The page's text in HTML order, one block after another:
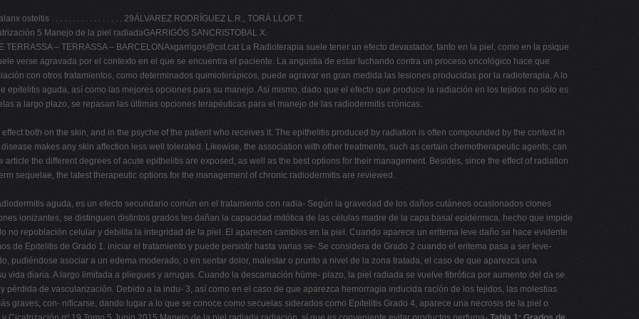
osteitis . . . . . . . . . . . . . . . . . 29ÁLVAREZ RODRÍGUEZ L.R., TORÀ LLOP T.
5 Manejo de la piel radiadaGARRIGÓS SANCRISTOBAL X.
TERRASSA – TERRASSA – BARCELONAxgarrigos@cst.cat La Radioterapia suele tener un efecto devastador, tanto en la piel, como en la psique
verse agravada por el contexto en el que se encuentra el paciente. La angustia de estar luchando contra un proceso oncológico hace que
con otros tratamientos, como determinados quimioterápicos, puede agravar en gran medida las lesiones producidas por la radioterapia. A lo
aguda, así como las mejores opciones para su manejo. Así mismo, dado que el efecto que produce la radiación en los tejidos no sólo es
a largo plazo, se repasan las últimas opciones terapéuticas para el manejo de las radiodermitis crónicas.
both on the skin, and in the psyche of the patient who receives it. The epithelitis produced by radiation is often compounded by the context in
makes any skin affection less well tolerated. Likewise, the association with other treatments, such as certain chemotherapeutic agents, can
the different degrees of acute epithelitis are exposed, as well as the best options for their management. Besides, since the effect of radiation
sequelae, the latest therapeutic options for the management of chronic radiodermitis are reviewed.
aguda, es un efecto secundario común en el tratamiento con radia- Según la gravedad de los daños cutáneos ocasionados ciones
ionizantes, se distinguen distintos grados tes dañan la capacidad mitótica de las células madre de la capa basal epidérmica, hecho que impide
no repoblación celular y debilita la integridad de la piel. El aparecen cambios en la piel. Cuando aparece un eritema leve daño se hace evidente
de Epitelitis de Grado 1. iniciar el tratamiento y puede persistir hasta varias se- Se considera de Grado 2 cuando el eritema pasa a ser leve-
pudiéndose asociar a un edema moderado, o en sentar dolor, malestar o prurito a nivel de la zona tratada, el caso de que aparezca una
diaria. A largo limitada a pliegues y arrugas. Cuando la descamación húme- plazo, la piel radiada se vuelve fibrótica por aumento del da se
de vascularización. Debido a la indu- 3, así como en el caso de que aparezca hemorragia inducida ración de los tejidos, las molestias
graves, con- nificarse, dando lugar a lo que se conoce como secuelas siderados como Epitelitis Grado 4, aparece una necrosis de la piel o